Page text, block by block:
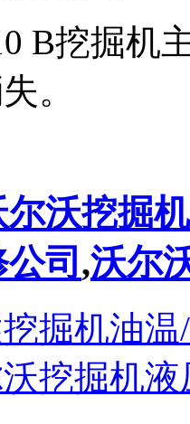
B挖掘机
。
尔沃挖掘
司 ,沃尔
掘机油
挖掘机